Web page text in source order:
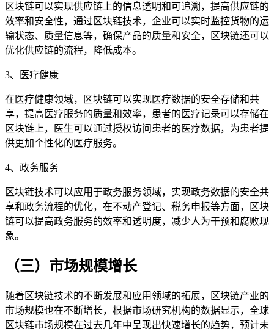
区块链可以实现供应链上的信息透明和可追溯，提高供应链的
效率和安全性，通过区块链技术，企业可以实时监控货物的运
输状态、质量信息等，确保产品的质量和安全，区块链还可以
优化供应链的流程，降低成本。
3、医疗健康
在医疗健康领域，区块链可以实现医疗数据的安全存储和共
享，提高医疗服务的质量和效率，患者的医疗记录可以存储在
区块链上，医生可以通过授权访问患者的医疗数据，为患者提
供更加个性化的医疗服务。
4、政务服务
区块链技术可以应用于政务服务领域，实现政务数据的安全共
享和政务流程的优化，在不动产登记、税务申报等方面，区块
链可以提高政务服务的效率和透明度，减少人为干预和腐败现
象。
（三）市场规模增长
随着区块链技术的不断发展和应用领域的拓展，区块链产业的
市场规模也在不断增长，根据市场研究机构的数据显示，全球
区块链市场规模在过去几年中呈现出快速增长的趋势，预计未